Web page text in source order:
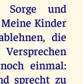
und
Kinder
die
einmal:
sprecht zu